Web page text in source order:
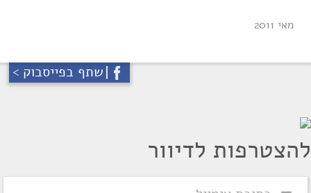
מאי 2011
שתף בפייסבוק >
להצטרפות לדיוור